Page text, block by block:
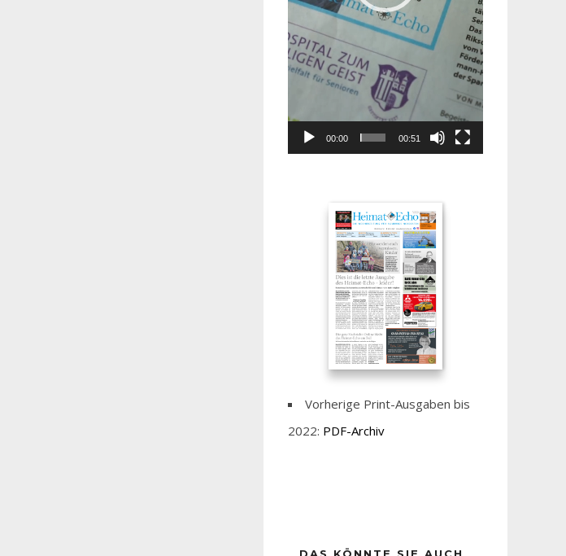
00:00 00:51
Vorherige Print-Ausgaben bis
2022: PDF-Archiv